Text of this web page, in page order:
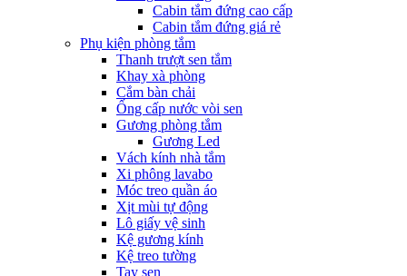
Cabin tắm đứng cao cấp
Cabin tắm đứng giá rẻ
Phụ kiện phòng tắm
Thanh trượt sen tắm
Khay xà phòng
Cắm bàn chải
Ống cấp nước vòi sen
Gương phòng tắm
Gương Led
Vách kính nhà tắm
Xi phông lavabo
Móc treo quần áo
Xịt mùi tự động
Lô giấy vệ sinh
Kệ gương kính
Kệ treo tường
Tay sen